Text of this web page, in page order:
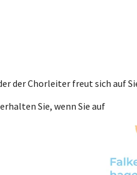
der Chorleiter freut sich auf
Sie, wenn Sie auf